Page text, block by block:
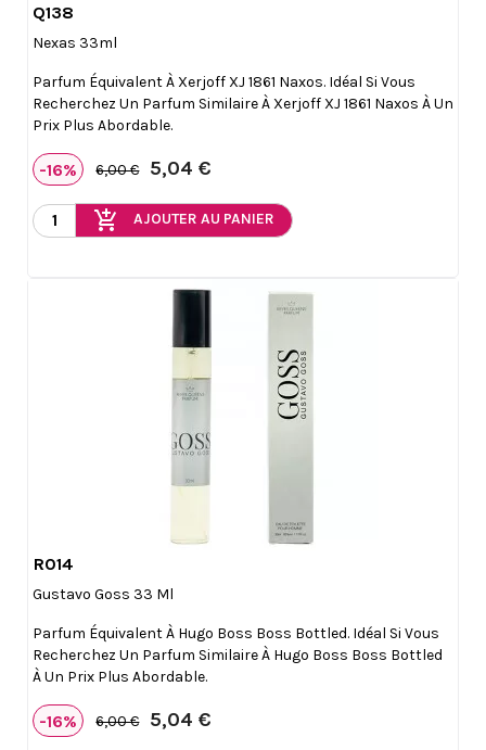
Q138
Nexas 33ml
Parfum Équivalent À Xerjoff XJ 1861 Naxos. Idéal Si Vous
Recherchez Un Parfum Similaire À Xerjoff XJ 1861 Naxos À Un
Prix Plus Abordable.
-16% 6,00 € 5,04 €
add_shopping_cart AJOUTER AU PANIER
R014
Gustavo Goss 33 Ml
Parfum Équivalent À Hugo Boss Boss Bottled. Idéal Si Vous
Recherchez Un Parfum Similaire À Hugo Boss Boss Bottled
À Un Prix Plus Abordable.
-16% 6,00 € 5,04 €